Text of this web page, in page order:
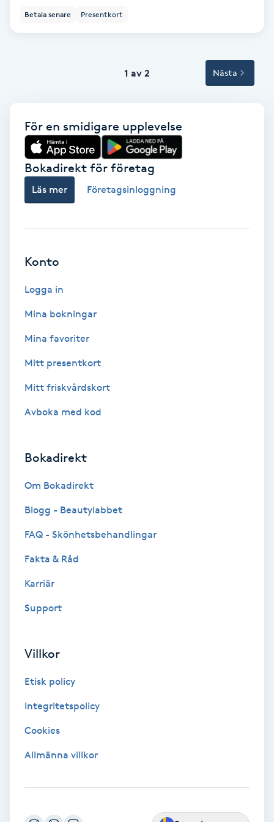
Thaimassage
Torrborstning
Triggerpunktsmassage
Trådning
Vampyrbehandling
Vaxning
Veterinär
Vinyasa Yoga
Volymfransar
Yin Yoga
Yoga
Yogamassage
Betala senare Presentkort
1 av 2 Nästa
För en smidigare upplevelse
Bokadirekt för företag
Läs mer Företagsinloggning
Konto
Logga in
Mina bokningar
Mina favoriter
Mitt presentkort
Mitt friskvårdskort
Avboka med kod
Bokadirekt
Om Bokadirekt
Blogg - Beautylabbet
FAQ - Skönhetsbehandlingar
Fakta & Råd
Karriär
Support
Villkor
Etisk policy
Integritetspolicy
Cookies
Allmänna villkor